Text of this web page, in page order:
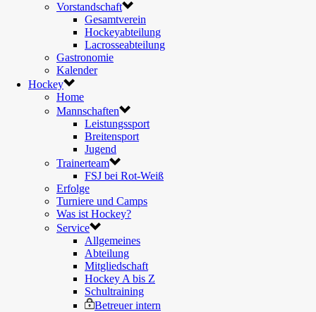
Vorstandschaft
Gesamtverein
Hockeyabteilung
Lacrosseabteilung
Gastronomie
Kalender
Hockey
Home
Mannschaften
Leistungssport
Breitensport
Jugend
Trainerteam
FSJ bei Rot-Weiß
Erfolge
Turniere und Camps
Was ist Hockey?
Service
Allgemeines
Abteilung
Mitgliedschaft
Hockey A bis Z
Schultraining
Betreuer intern